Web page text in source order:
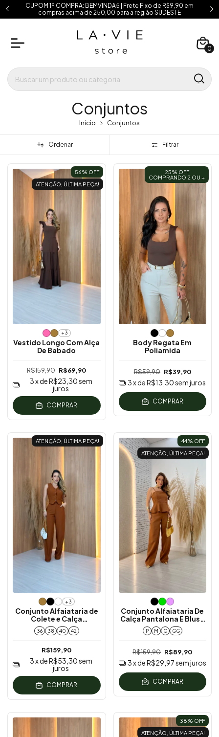
CUPOM 1º COMPRA: BEMVINDA5 | Frete Fixo de R$9,90 em
compras acima de 250,00 para a região SUDESTE
0
Conjuntos
Início Conjuntos
Ordenar Filtrar
56% OFF
ATENÇÃO, ÚLTIMA PEÇA!
+3
Vestido Longo Com Alça
De Babado
R$159,90 R$69,90
3x deR$23,30sem
juros
COMPRAR
25% OFF
COMPRANDO 2 OU +
Body Regata Em
Poliamida
R$59,90 R$39,90
3x deR$13,30sem juros
COMPRAR
ATENÇÃO, ÚLTIMA PEÇA!
+3
Conjunto Alfaiataria de
Colete e Calça
Pantalona
36 38 40 42
R$159,90
3x deR$53,30sem
juros
COMPRAR
44% OFF
ATENÇÃO, ÚLTIMA PEÇA!
Conjunto Alfaiataria De
Calça Pantalona E Blusa
Peplum
P M G GG
R$159,90 R$89,90
3x deR$29,97sem juros
COMPRAR
38% OFF
ATENÇÃO, ÚLTIMA PEÇA!